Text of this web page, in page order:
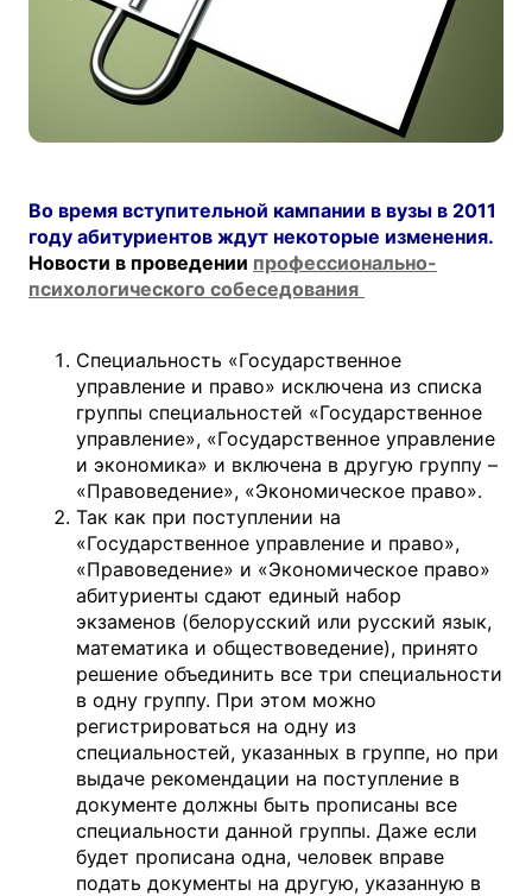
Во время вступительной кампании в вузы в 2011
году абитуриентов ждут некоторые изменения.
Новости в проведении профессионально-
психологического собеседования
Специальность «Государственное
управление и право» исключена из списка
группы специальностей «Государственное
управление», «Государственное управление
и экономика» и включена в другую группу –
«Правоведение», «Экономическое право».
Так как при поступлении на
«Государственное управление и право»,
«Правоведение» и «Экономическое право»
абитуриенты сдают единый набор
экзаменов (белорусский или русский язык,
математика и обществоведение), принято
решение объединить все три специальности
в одну группу. При этом можно
регистрироваться на одну из
специальностей, указанных в группе, но при
выдаче рекомендации на поступление в
документе должны быть прописаны все
специальности данной группы. Даже если
будет прописана одна, человек вправе
подать документы на другую, указанную в